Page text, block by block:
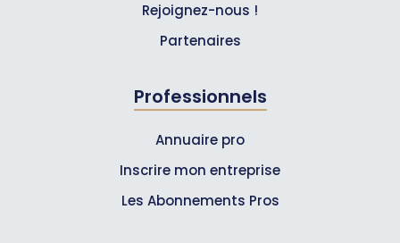
Rejoignez-nous !
Partenaires
Professionnels
Annuaire pro
Inscrire mon entreprise
Les Abonnements Pros